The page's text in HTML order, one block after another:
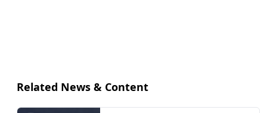
Related News & Content